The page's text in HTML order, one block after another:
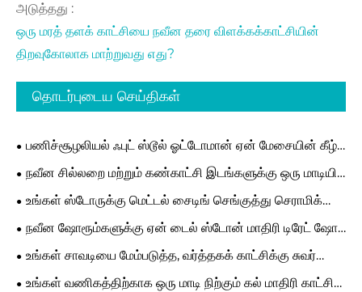
அடுத்தது :
ஒரு மரத் தளக் காட்சியை நவீன தரை விளக்கக்காட்சியின்
திறவுகோலாக மாற்றுவது எது?
தொடர்புடைய செய்திகள்
பணிச்சூழலியல் ஃபுட் ஸ்டூல் ஓட்டோமான் ஏன் மேசையின் கீழ்
நவீன அலுவலக வசதிக்கு இன்றியமையாததாகிறது
நவீன சில்லறை மற்றும் கண்காட்சி இடங்களுக்கு ஒரு மாடியில்
நிற்கும் செங்குத்து காட்சி ஸ்டாண்ட் ரேக்கை மிகவும் பயனுள்ள
தீர்வாக மாற்றுகிறது
உங்கள் ஸ்டோருக்கு மெட்டல் சைடிங் செங்குத்து செராமிக்
டிஸ்ப்ளே ரேக் ஷெல்ப்பை ஏன் தேர்வு செய்ய வேண்டும்
நவீன ஷோரூம்களுக்கு ஏன் டைல் ஸ்டோன் மாதிரி டிரேட் ஷோ
டிஸ்ப்ளே இன்றியமையாதது
உங்கள் சாவடியை மேம்படுத்த, வர்த்தகக் காட்சிக்கு சுவர்
பொருத்தப்பட்ட டைல் டிஸ்ப்ளே ரேக்கை ஏன் தேர்வு செய்ய
உங்கள் வணிகத்திற்காக ஒரு மாடி நிற்கும் கல் மாதிரி காட்சி